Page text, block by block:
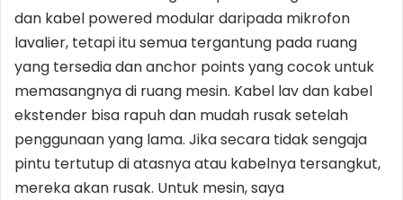
dan kabel powered modular daripada mikrofon
lavalier, tetapi itu semua tergantung pada ruang
yang tersedia dan anchor points yang cocok untuk
memasangnya di ruang mesin. Kabel lav dan kabel
ekstender bisa rapuh dan mudah rusak setelah
penggunaan yang lama. Jika secara tidak sengaja
pintu tertutup di atasnya atau kabelnya tersangkut,
mereka akan rusak. Untuk mesin, saya